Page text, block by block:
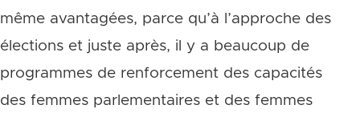
même avantagées, parce qu’à l’approche des
élections et juste après, il y a beaucoup de
programmes de renforcement des capacités
des femmes parlementaires et des femmes